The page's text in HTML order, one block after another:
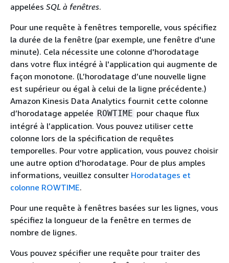
appelées SQL à fenêtres.
Pour une requête à fenêtres temporelle, vous spécifiez
la durée de la fenêtre (par exemple, une fenêtre d'une
minute). Cela nécessite une colonne d'horodatage
dans votre flux intégré à l'application qui augmente de
façon monotone. (L’horodatage d’une nouvelle ligne
est supérieur ou égal à celui de la ligne précédente.)
Amazon Kinesis Data Analytics fournit cette colonne
d’horodatage appelée ROWTIME pour chaque flux
intégré à l’application. Vous pouvez utiliser cette
colonne lors de la spécification de requêtes
temporelles. Pour votre application, vous pouvez choisir
une autre option d'horodatage. Pour de plus amples
informations, veuillez consulter Horodatages et
colonne ROWTIME.
Pour une requête à fenêtres basées sur les lignes, vous
spécifiez la longueur de la fenêtre en termes de
nombre de lignes.
Vous pouvez spécifier une requête pour traiter des